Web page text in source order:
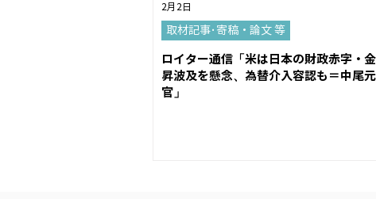
ロイター通信「米は日本の財政赤字・
昇波及を懸念、為替介入容認も＝中尾
官」
取材記事･寄稿・論文 等
2月2日